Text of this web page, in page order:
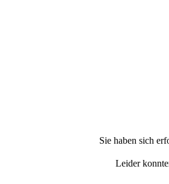
Sie haben sich
Leider